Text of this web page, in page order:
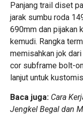
Panjang trail diset
jarak sumbu roda
690mm dan pijakan
kemudi. Rangka
memisahkan jok
cor subframe bolt-
lanjut untuk
Baca juga: Cara
Jengkel Begal dan